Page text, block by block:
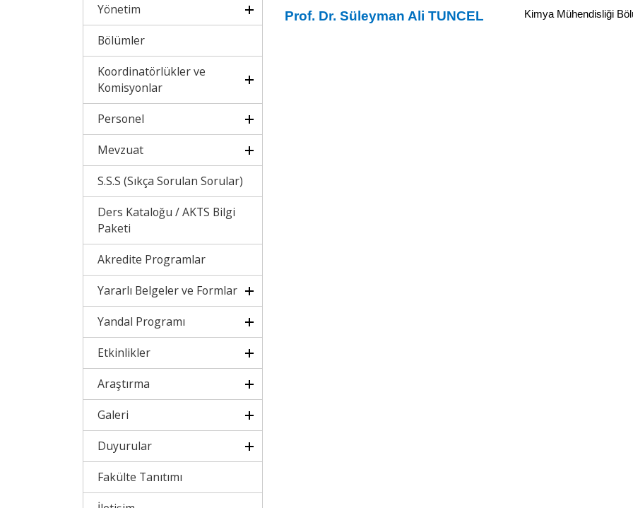
Yönetim
Bölümler
Koordinatörlükler ve
Komisyonlar
Personel
Mevzuat
S.S.S (Sıkça Sorulan Sorular)
Ders Kataloğu / AKTS Bilgi
Paketi
Akredite Programlar
Yararlı Belgeler ve Formlar
Yandal Programı
Etkinlikler
Araştırma
Galeri
Duyurular
Fakülte Tanıtımı
Prof. Dr. Süleyman Ali TUNCEL Kimya Mühendisliği